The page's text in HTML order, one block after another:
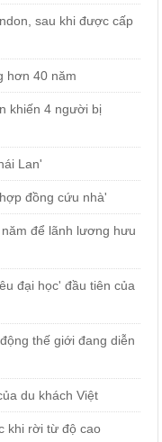
sau khi được cấp
hơn 40 năm
khiến 4 người bị
Lan'
đồng cứu nhà'
để lãnh lương hưu
đại học' đầu tiên của
thế giới đang diễn
du khách Việt
khi rời từ độ cao